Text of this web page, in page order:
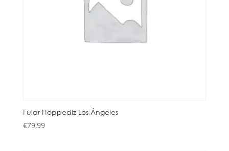
Fular Hoppediz Los Ángeles
€79,99